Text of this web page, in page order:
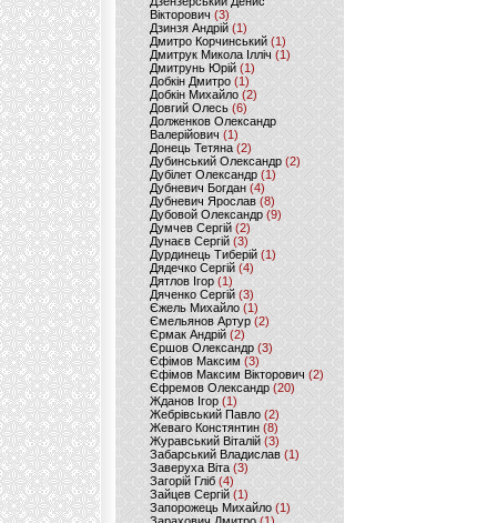
Вікторович (3)
Дзинзя Андрій (1)
Дмитро Корчинський (1)
Дмитрук Микола Ілліч (1)
Дмитрунь Юрій (1)
Добкін Дмитро(1)
Добкін Михайло (2)
Довгий Олесь (6)
Долженков Олександр
Валерійович (1)
Донець Тетяна (2)
Дубинський Олександр(2)
Дубілет Олександр (1)
Дубневич Богдан (4)
Дубневич Ярослав (8)
Дубовой Олександр(9)
Думчев Сергій (2)
Дунаєв Сергій(3)
Дурдинець Тиберій (1)
Дядечко Сергій (4)
Дятлов Ігор (1)
Дяченко Сергій (3)
Єжель Михайло (1)
Ємельянов Артур (2)
Єрмак Андрій (2)
Єршов Олександр (3)
Єфімов Максим (3)
Єфімов Максим Вікторович (2)
Єфремов Олександр (20)
Жданов Ігор (1)
Жебрівський Павло (2)
Жеваго Констянтин (8)
Журавський Віталій (3)
Забарський Владислав (1)
Заверуха Віта (3)
Загорій Гліб (4)
Зайцев Сергій(1)
Запорожець Михайло (1)